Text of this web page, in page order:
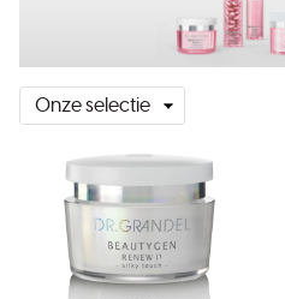
Sorteren